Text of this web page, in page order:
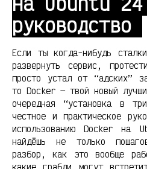
руководство
Если ты когда-нибудь
развернуть сервис,
просто устал от “адских”
то Docker — твой новый
очередная “установка в
честное и практическое
использованию Docker на
найдёшь не только
разбор, как это вообще